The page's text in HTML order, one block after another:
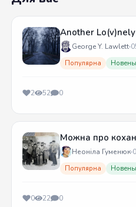
Another
George Y. Lawlett
Популярна
2 52 0
Можна про
Неоніла Гуменюк
Популярна
0 22 0